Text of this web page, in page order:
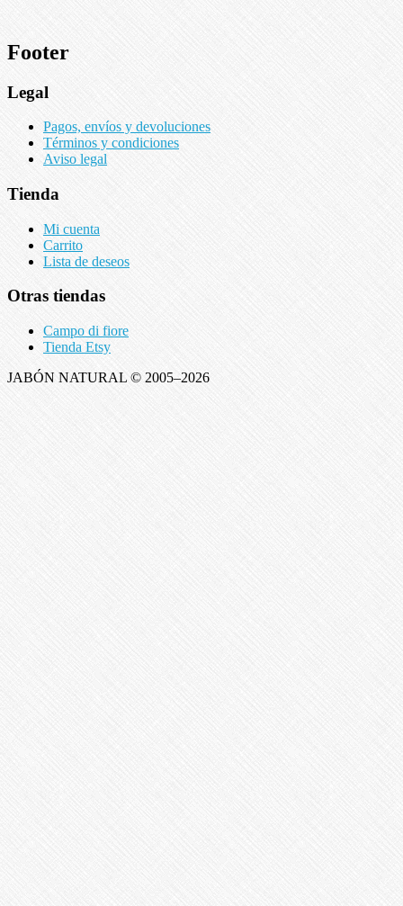
Footer
Legal
Pagos, envíos y devoluciones
Términos y condiciones
Aviso legal
Tienda
Mi cuenta
Carrito
Lista de deseos
Otras tiendas
Campo di fiore
Tienda Etsy
JABÓN NATURAL © 2005–2026